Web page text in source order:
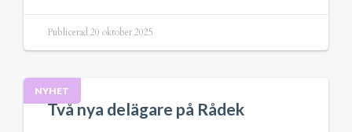
Publicerad 20 oktober 2025
NYHET
Två nya delägare på Rådek